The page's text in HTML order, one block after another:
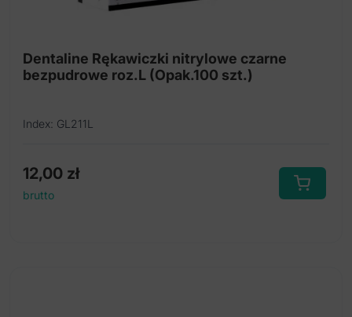
Dentaline Rękawiczki nitrylowe czarne
bezpudrowe roz.L (Opak.100 szt.)
Index: GL211L
12,00 zł
brutto